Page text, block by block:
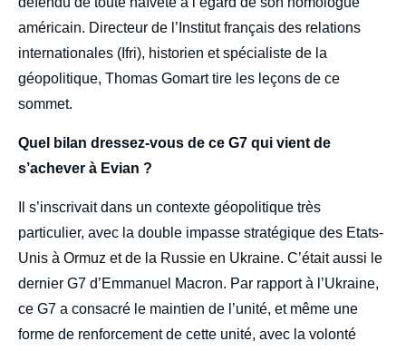
américain. Directeur de l’Institut français des relations
internationales (Ifri), historien et spécialiste de la
géopolitique, Thomas Gomart tire les leçons de ce
sommet.
Quel bilan dressez-vous de ce G7 qui vient de
s’achever à Evian ?
Il s’inscrivait dans un contexte géopolitique très
particulier, avec la double impasse stratégique des Etats-
Unis à Ormuz et de la Russie en Ukraine. C’était aussi le
dernier G7 d’Emmanuel Macron. Par rapport à l’Ukraine,
ce G7 a consacré le maintien de l’unité, et même une
forme de renforcement de cette unité, avec la volonté